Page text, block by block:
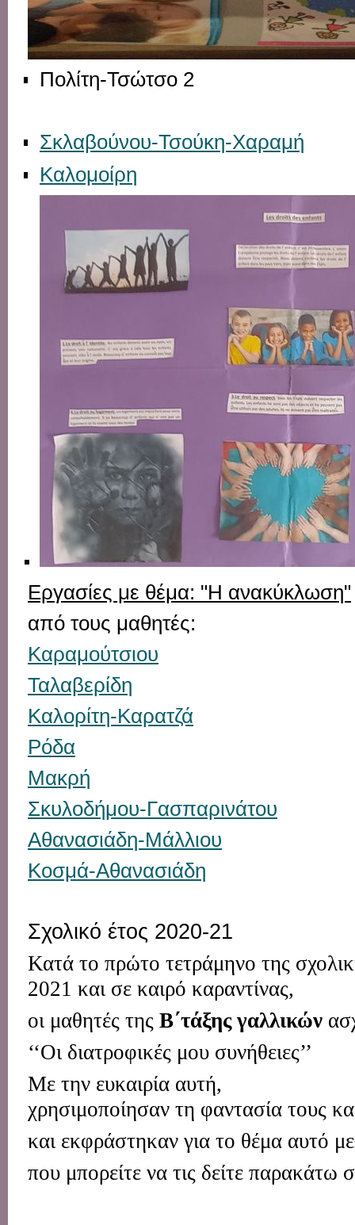
Πολίτη-Τσώτσο 2
Σκλαβούνου-Τσούκη-Χαραμή
Καλομοίρη
Εργασίες με θέμα: "Η ανακύκλωση"
από τους μαθητές:
Καραμούτσιου
Ταλαβερίδη
Καλορίτη-Καρατζά
Ρόδα
Μακρή
Σκυλοδήμου-Γασπαρινάτου
Αθανασιάδη-Μάλλιου
Κοσμά-Αθανασιάδη
Σχολικό έτος 2020-21
Κατά το πρώτο τετράμηνο της
2021 και σε καιρό καραντίνας,
οι μαθητές της Β΄τάξηςγαλλικών
‘‘Οι διατροφικές μου συνήθειες’’
Με την ευκαιρία αυτή,
χρησιμοποίησαν τη φαντασία τους
και εκφράστηκαν για το θέμα αυτό
που μπορείτε να τις δείτε παρακάτω